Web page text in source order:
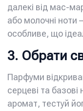
далекі від мас-
або молочні ноти
особливе, що
3. Обрати
Парфуми
серцеві та
аромат, тестуй